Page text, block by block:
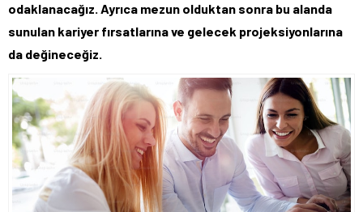
odaklanacağız. Ayrıca mezun olduktan sonra bu alanda
sunulan kariyer fırsatlarına ve gelecek projeksiyonlarına
da değineceğiz.